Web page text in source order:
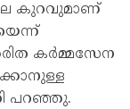
കുറവുമാണ്
കർമ്മസേന
പറഞ്ഞു.